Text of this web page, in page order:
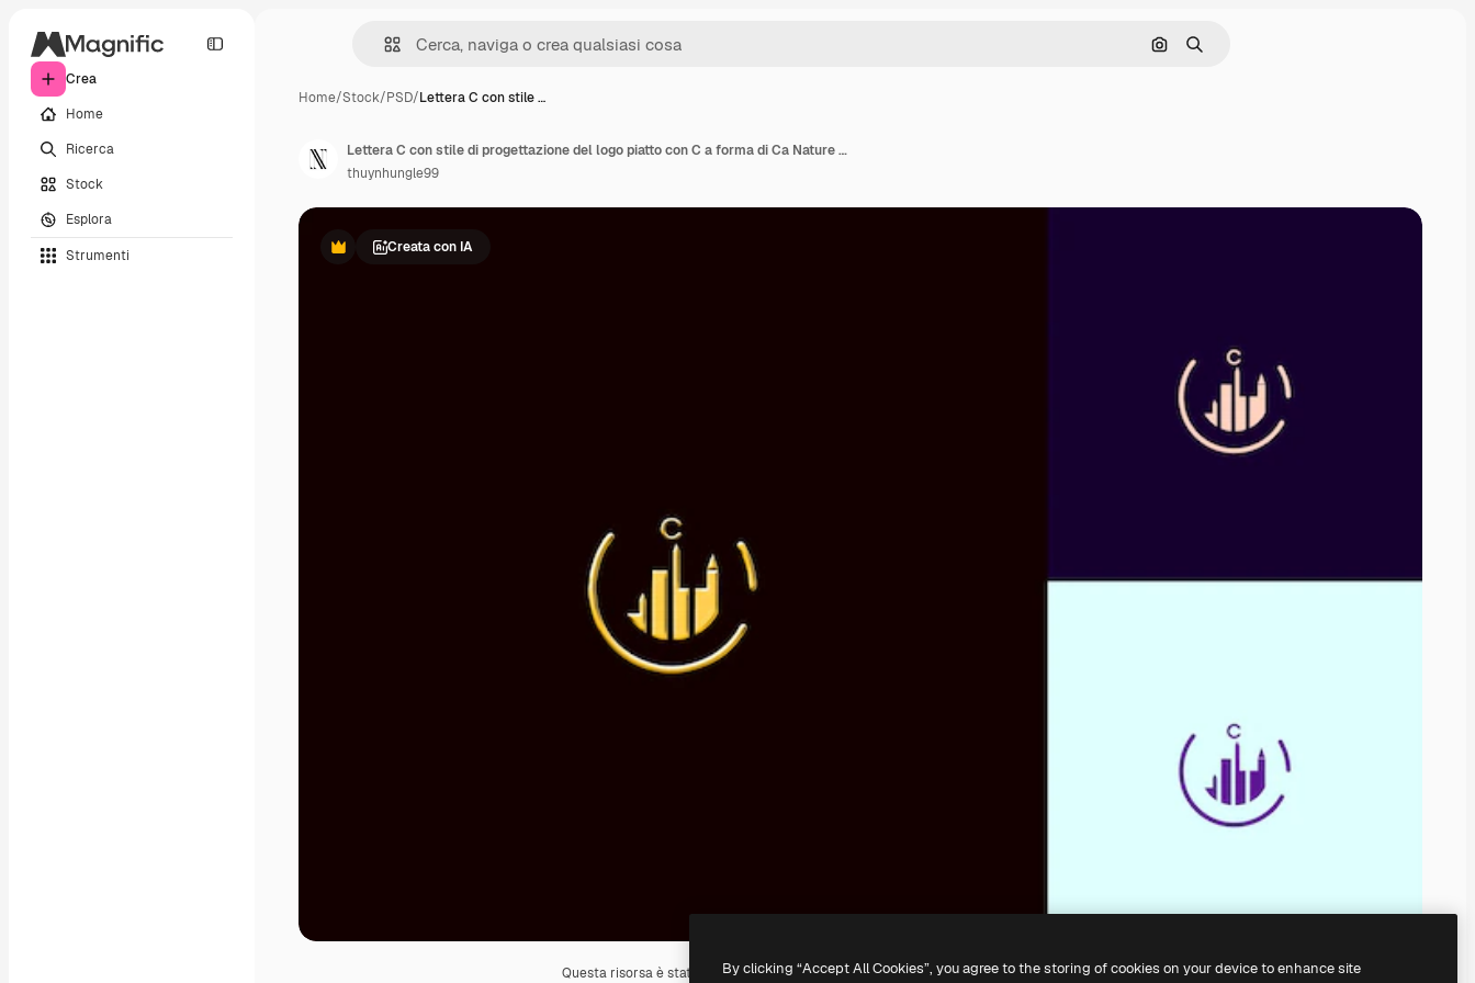
Crea
Home
Ricerca
Stock
Esplora
Strumenti
Cerca per immagine
Ricerca
Home/Stock/PSD/Lettera C con stile …
PremiumCreata con IA
Questa risorsa è stata generata con l' IA. Creane una tua utilizzando il generatore di immagini IA.
Lettera C con stile di progettazione del logo piatto con C a forma di Ca Nature Abstract Vector Collections
thuynhungle99
By clicking “Accept All Cookies”, you agree to the storing of cookies on your device to enhance site